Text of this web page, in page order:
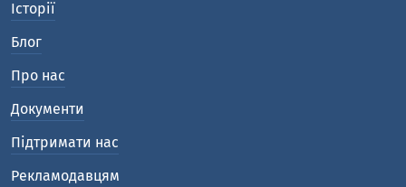
Історії
Блог
Про нас
Документи
Підтримати нас
Рекламодавцям